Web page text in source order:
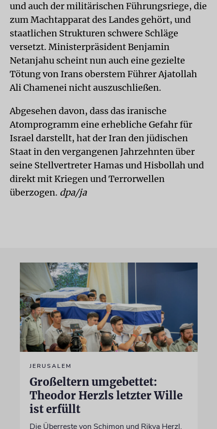
und auch der militärischen Führungsriege, die
zum Machtapparat des Landes gehört, und
staatlichen Strukturen schwere Schläge
versetzt. Ministerpräsident Benjamin
Netanjahu scheint nun auch eine gezielte
Tötung von Irans oberstem Führer Ajatollah
Ali Chamenei nicht auszuschließen.
Abgesehen davon, dass das iranische
Atomprogramm eine erhebliche Gefahr für
Israel darstellt, hat der Iran den jüdischen
Staat in den vergangenen Jahrzehnten über
seine Stellvertreter Hamas und Hisbollah und
direkt mit Kriegen und Terrorwellen
überzogen. dpa/ja
JERUSALEM
Großeltern umgebettet:
Theodor Herzls letzter Wille
ist erfüllt
Die Überreste von Schimon und Rikva Herzl,